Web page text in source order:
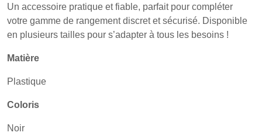
Un accessoire pratique et fiable, parfait pour compléter
votre gamme de rangement discret et sécurisé. Disponible
en plusieurs tailles pour s’adapter à tous les besoins !
Matière
Plastique
Coloris
Noir